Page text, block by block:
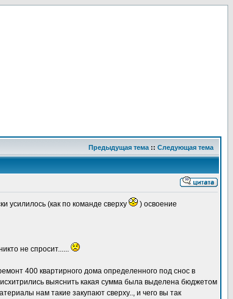
Предыдущая тема :: Следующая тема
усилилось (как по команде сверху
) освоение
не спросит......
400 квартирного дома определенного под снос в
выяснить какая сумма была выделена бюджетом
нам такие закупают сверху.., и чего вы так